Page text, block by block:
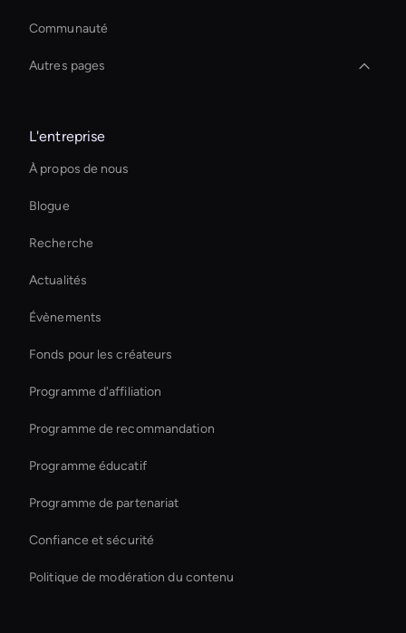
Communauté
Autres pages
Agentic Ai For Customer Support
Real-Time Virtual Human
Ai Avatar Live Chat
Ai Avatar For Education
Personalized Ai Avatar For Online Learning
Ai Agent For Automation
3d Holographic Avatar
L'entreprise
À propos de nous
Blogue
Recherche
Actualités
Évènements
Fonds pour les créateurs
Programme d'affiliation
Programme de recommandation
Programme éducatif
Programme de partenariat
Confiance et sécurité
Politique de modération du contenu